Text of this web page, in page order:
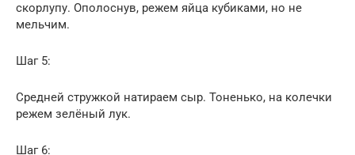
скорлупу. Ополоснув, режем яйца кубиками, но не
мельчим.
Шаг 5:
Средней стружкой натираем сыр. Тоненько, на колечки
режем зелёный лук.
Шаг 6: